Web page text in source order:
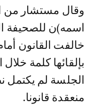
وقال مستشار من
اسمه)ن للصحيفة
خالفت القانون
بإلقائها كلمة
الجلسة لم يكتمل
منعقدة قانونا.